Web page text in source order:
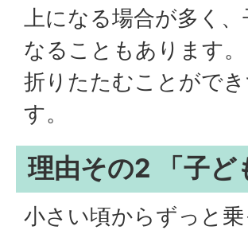
上になる場合が多く
なることもあります。
折りたたむことがで
す。
理由その2 「子ど
小さい頃からずっと